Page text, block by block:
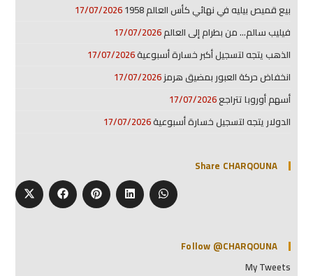
بيع قميص بيليه في نهائي كأس العالم 1958
17/07/2026
فيليب سالم… من بطرام إلى العالم17/07/2026
الذهب يتجه لتسجيل أكبر خسارة أسبوعية17/07/2026
انخفاض حركة العبور بمضيق هرمز17/07/2026
أسهم أوروبا تتراجع17/07/2026
الدولار يتجه لتسجيل خسارة أسبوعية17/07/2026
Share CHARQOUNA
Follow @CHARQOUNA
My Tweets